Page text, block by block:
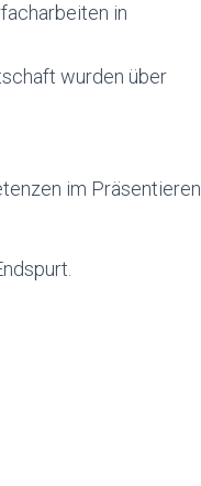
in
wurden über
im Präsentieren